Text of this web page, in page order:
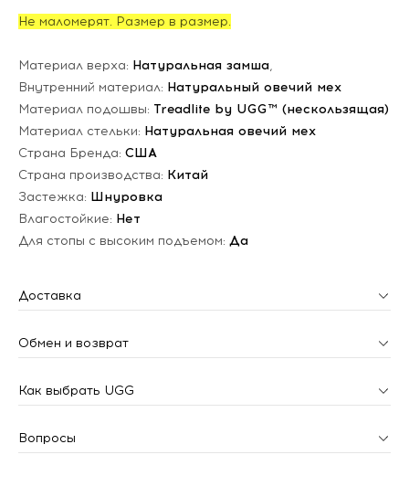
Не маломерят. Размер в размер.
Материал верха: Натуральная замша,
Внутренний материал: Натуральный овечий мех
Материал подошвы: Treadlite by UGG™ (нескользящая)
Материал стельки: Натуральная овечий мех
Страна Бренда: США
Страна производства: Китай
Застежка: Шнуровка
Влагостойкие: Нет
Для стопы с высоким подъемом: Да
Доставка
Обмен и возврат
Как выбрать UGG
Вопросы